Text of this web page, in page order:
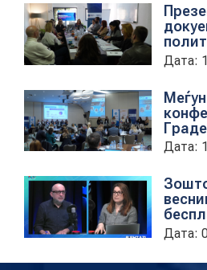
Дата:
на
Дата:
на
Дата: